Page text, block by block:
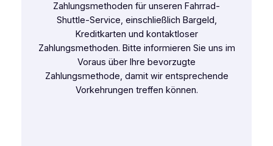
Zahlungsmethoden für unseren Fahrrad-
Shuttle-Service, einschließlich Bargeld,
Kreditkarten und kontaktloser
Zahlungsmethoden. Bitte informieren Sie uns im
Voraus über Ihre bevorzugte
Zahlungsmethode, damit wir entsprechende
Vorkehrungen treffen können.